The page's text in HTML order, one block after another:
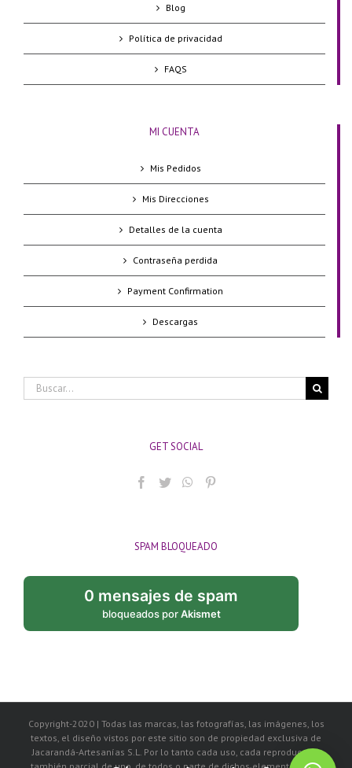
Blog
Política de privacidad
FAQS
MI CUENTA
Mis Pedidos
Mis Direcciones
Detalles de la cuenta
Contraseña perdida
Payment Confirmation
Descargas
Buscar:
GET SOCIAL
SPAM BLOQUEADO
0 mensajes de spam
bloqueados porAkismet
Copyright-2020 | Todas las marcas, las fotografías, las imágenes, los
textos, el diseño vistos por este sitio son de propiedad exclusiva de
Jacarandá-Artesanías S.L. Por lo tanto cada uso, cada reproducción